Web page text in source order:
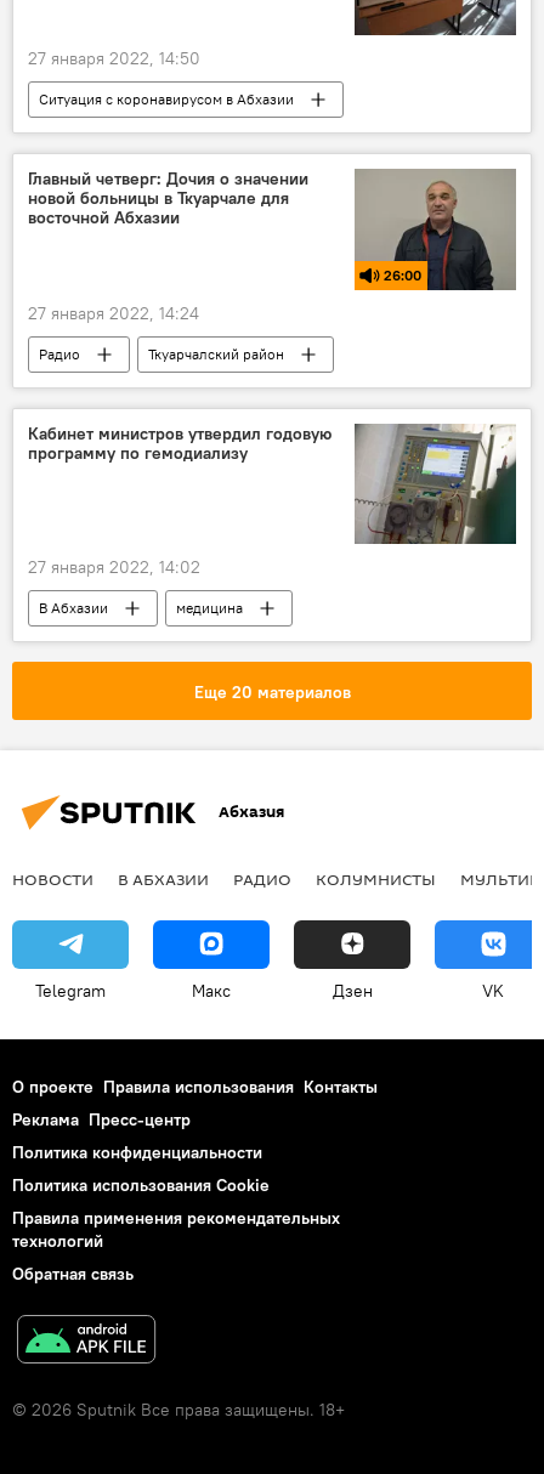
27 января 2022, 14:50
Ситуация с коронавирусом в Абхазии
Гудаутский район
Абхазия
образование
школы
Мировая пандемия коронавируса COVID-19
Главный четверг: Дочия о значении
новой больницы в Ткуарчале для
восточной Абхазии
26:00
27 января 2022, 14:24
Радио
Ткуарчалский район
Главный четверг
Кабинет министров утвердил годовую
программу по гемодиализу
27 января 2022, 14:02
В Абхазии
медицина
здравоохранение
гемодиализ
Еще 20 материалов
Абхазия
НОВОСТИ В АБХАЗИИ РАДИО КОЛУМНИСТЫ
Telegram Макс Дзен VK
О проекте Правила использования Контакты
Реклама Пресс-центр
Политика конфиденциальности
Политика использования Cookie
Правила применения рекомендательных
технологий
Обратная связь
© 2026 Sputnik Все права защищены. 18+